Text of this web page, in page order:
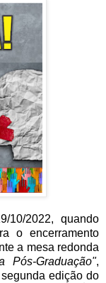
10/2022, quando
o encerramento
a mesa redonda
Graduação",
edição do